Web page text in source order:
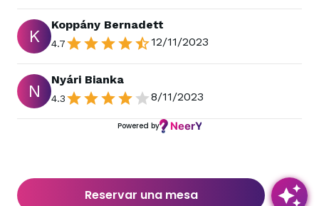
K
Koppány Bernadett
4.7 12/11/2023
N
Nyári Bianka
4.3 8/11/2023
Powered by
Reservar una mesa